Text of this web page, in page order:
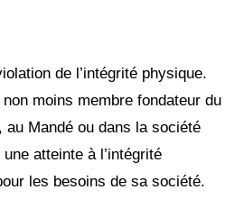
de l’intégrité physique.
moins membre fondateur du
Mandé ou dans la société
atteinte à l’intégrité
les besoins de sa société.